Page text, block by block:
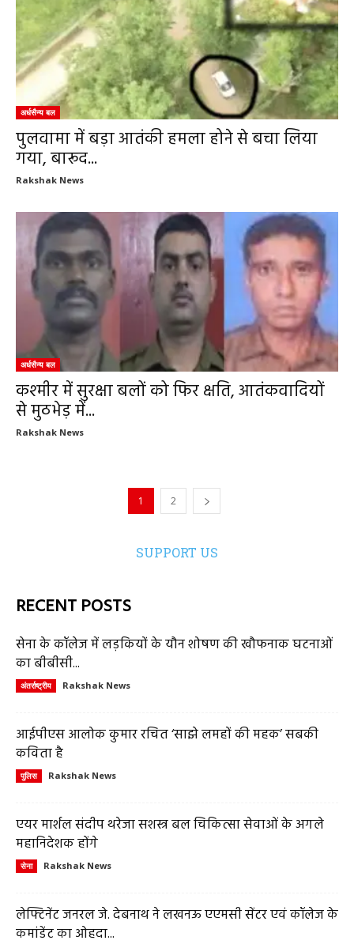
अर्धसैन्य बल
पुलवामा में बड़ा आतंकी हमला होने से बचा लिया
गया, बारूद...
Rakshak News
अर्धसैन्य बल
कश्मीर में सुरक्षा बलों को फिर क्षति, आतंकवादियों
से मुठभेड़ में...
Rakshak News
1 2
SUPPORT US
RECENT POSTS
सेना के कॉलेज में लड़कियों के यौन शोषण की खौफनाक घटनाओं
का बीबीसी...
अंतर्राष्ट्रीय Rakshak News
आईपीएस आलोक कुमार रचित ‘साझे लमहों की महक’ सबकी
कविता है
पुलिस Rakshak News
एयर मार्शल संदीप थरेजा सशस्त्र बल चिकित्सा सेवाओं के अगले
महानिदेशक होंगे
सेना Rakshak News
लेफ्टिनेंट जनरल जे. देबनाथ ने लखनऊ एएमसी सेंटर एवं कॉलेज के
कमांडेंट का ओहदा...